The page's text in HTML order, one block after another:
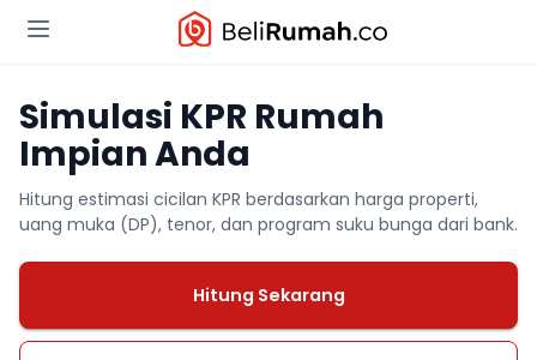
Simulasi KPR Rumah
Impian Anda
Hitung estimasi cicilan KPR berdasarkan harga properti,
uang muka (DP), tenor, dan program suku bunga dari bank.
Hitung Sekarang